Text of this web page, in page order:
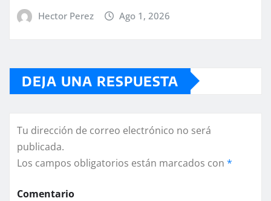
Hector Perez Ago 1, 2026
DEJA UNA RESPUESTA
Tu dirección de correo electrónico no será
publicada.
Los campos obligatorios están marcados con *
Comentario